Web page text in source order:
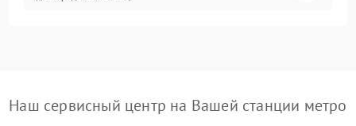
Наш сервисный центр на Вашей станции метро